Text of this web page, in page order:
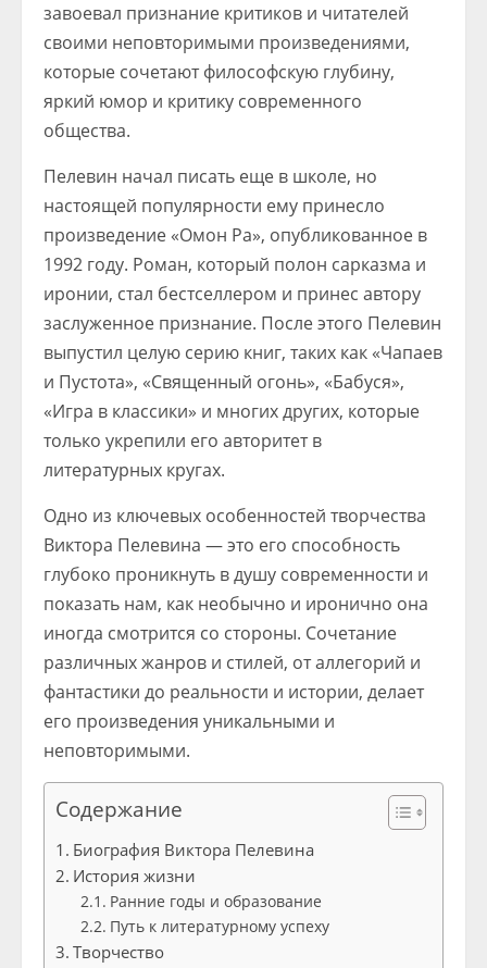
завоевал признание критиков и читателей
своими неповторимыми произведениями,
которые сочетают философскую глубину,
яркий юмор и критику современного
общества.
Пелевин начал писать еще в школе, но
настоящей популярности ему принесло
произведение «Омон Ра», опубликованное в
1992 году. Роман, который полон сарказма и
иронии, стал бестселлером и принес автору
заслуженное признание. После этого Пелевин
выпустил целую серию книг, таких как «Чапаев
и Пустота», «Священный огонь», «Бабуся»,
«Игра в классики» и многих других, которые
только укрепили его авторитет в
литературных кругах.
Одно из ключевых особенностей творчества
Виктора Пелевина — это его способность
глубоко проникнуть в душу современности и
показать нам, как необычно и иронично она
иногда смотрится со стороны. Сочетание
различных жанров и стилей, от аллегорий и
фантастики до реальности и истории, делает
его произведения уникальными и
неповторимыми.
Содержание
Биография Виктора Пелевина
История жизни
Ранние годы и образование
Путь к литературному успеху
Творчество